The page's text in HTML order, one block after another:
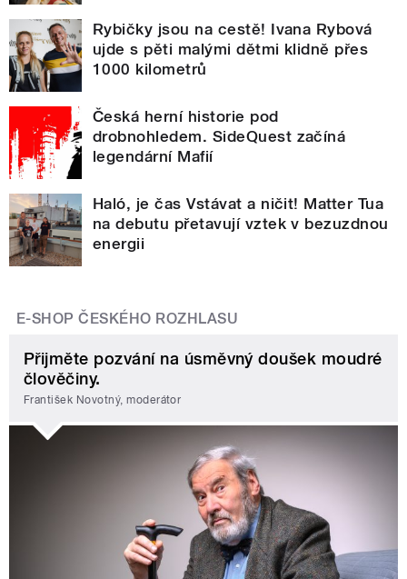
Rybičky jsou na cestě! Ivana Rybová
ujde s pěti malými dětmi klidně přes
1000 kilometrů
Česká herní historie pod
drobnohledem. SideQuest začíná
legendární Mafií
Haló, je čas Vstávat a ničit! Matter Tua
na debutu přetavují vztek v bezuzdnou
energii
E-SHOP ČESKÉHO ROZHLASU
Přijměte pozvání na úsměvný doušek moudré
člověčiny.
František Novotný, moderátor